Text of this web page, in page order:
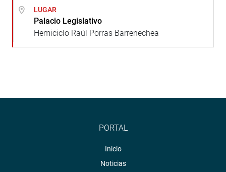
LUGAR
Palacio Legislativo
Hemiciclo Raúl Porras Barrenechea
PORTAL
Inicio
Noticias